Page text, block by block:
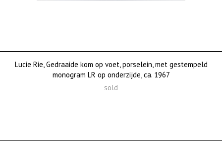
Lucie Rie, Gedraaide kom op voet, porselein, met gestempeld
monogram LR op onderzijde, ca. 1967
sold